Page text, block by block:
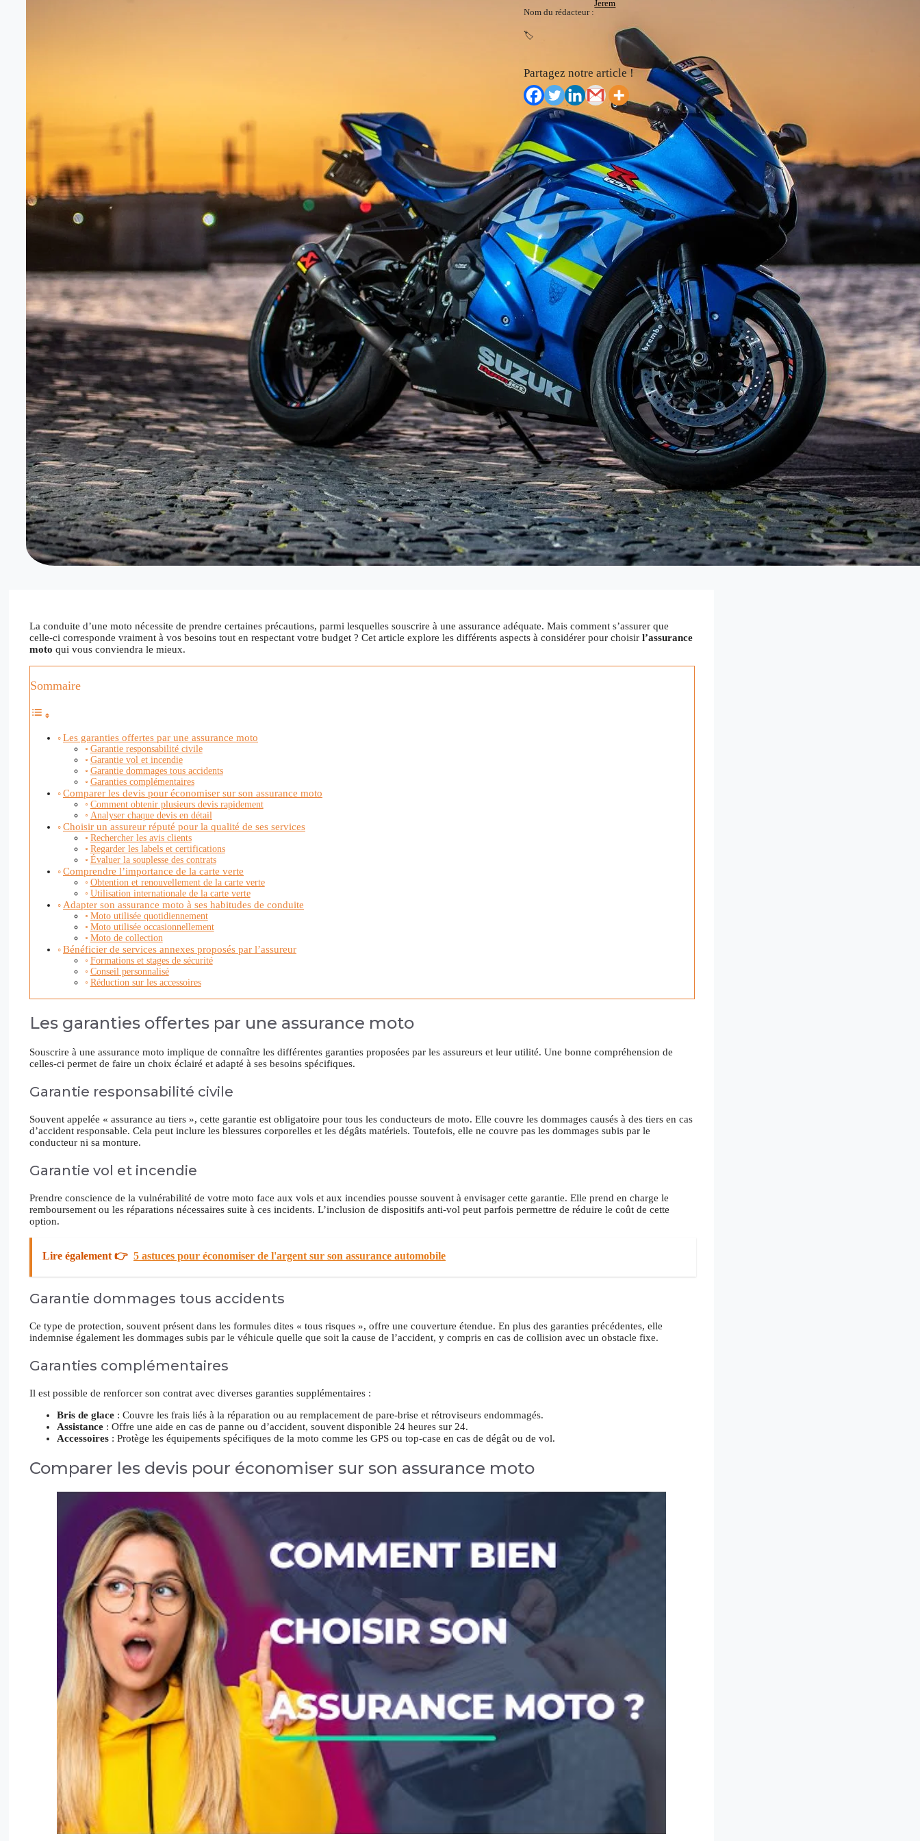
Nom du rédacteur :
Jerem
🏷️
Partagez notre article !
La conduite d’une moto nécessite de prendre certaines précautions, parmi lesquelles souscrire à une assurance adéquate. Mais comment s’assurer que
celle-ci corresponde vraiment à vos besoins tout en respectant votre budget ? Cet article explore les différents aspects à considérer pour choisir l’assurance
moto qui vous conviendra le mieux.
Sommaire
Les garanties offertes par une assurance moto
Garantie responsabilité civile
Garantie vol et incendie
Garantie dommages tous accidents
Garanties complémentaires
Comparer les devis pour économiser sur son assurance moto
Comment obtenir plusieurs devis rapidement
Analyser chaque devis en détail
Choisir un assureur réputé pour la qualité de ses services
Rechercher les avis clients
Regarder les labels et certifications
Évaluer la souplesse des contrats
Comprendre l’importance de la carte verte
Obtention et renouvellement de la carte verte
Utilisation internationale de la carte verte
Adapter son assurance moto à ses habitudes de conduite
Moto utilisée quotidiennement
Moto utilisée occasionnellement
Moto de collection
Bénéficier de services annexes proposés par l’assureur
Formations et stages de sécurité
Conseil personnalisé
Réduction sur les accessoires
Les garanties offertes par une assurance moto
Souscrire à une assurance moto implique de connaître les différentes garanties proposées par les assureurs et leur utilité. Une bonne compréhension de
celles-ci permet de faire un choix éclairé et adapté à ses besoins spécifiques.
Garantie responsabilité civile
Souvent appelée « assurance au tiers », cette garantie est obligatoire pour tous les conducteurs de moto. Elle couvre les dommages causés à des tiers en cas
d’accident responsable. Cela peut inclure les blessures corporelles et les dégâts matériels. Toutefois, elle ne couvre pas les dommages subis par le
conducteur ni sa monture.
Garantie vol et incendie
Prendre conscience de la vulnérabilité de votre moto face aux vols et aux incendies pousse souvent à envisager cette garantie. Elle prend en charge le
remboursement ou les réparations nécessaires suite à ces incidents. L’inclusion de dispositifs anti-vol peut parfois permettre de réduire le coût de cette
option.
Lire également 👉 5 astuces pour économiser de l'argent sur son assurance automobile
Garantie dommages tous accidents
Ce type de protection, souvent présent dans les formules dites « tous risques », offre une couverture étendue. En plus des garanties précédentes, elle
indemnise également les dommages subis par le véhicule quelle que soit la cause de l’accident, y compris en cas de collision avec un obstacle fixe.
Garanties complémentaires
Il est possible de renforcer son contrat avec diverses garanties supplémentaires :
Bris de glace : Couvre les frais liés à la réparation ou au remplacement de pare-brise et rétroviseurs endommagés.
Assistance : Offre une aide en cas de panne ou d’accident, souvent disponible 24 heures sur 24.
Accessoires : Protège les équipements spécifiques de la moto comme les GPS ou top-case en cas de dégât ou de vol.
Comparer les devis pour économiser sur son assurance moto